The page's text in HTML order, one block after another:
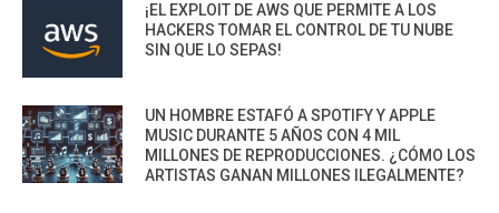
¡EL EXPLOIT DE AWS QUE PERMITE A LOS
HACKERS TOMAR EL CONTROL DE TU NUBE
SIN QUE LO SEPAS!
UN HOMBRE ESTAFÓ A SPOTIFY Y APPLE
MUSIC DURANTE 5 AÑOS CON 4 MIL
MILLONES DE REPRODUCCIONES. ¿CÓMO LOS
ARTISTAS GANAN MILLONES ILEGALMENTE?